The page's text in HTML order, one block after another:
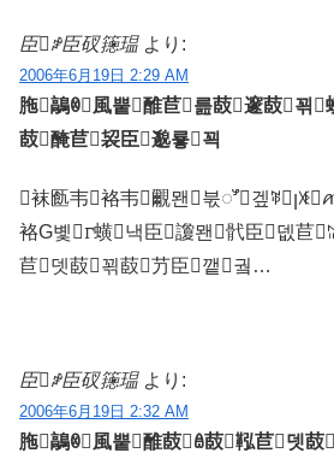
臣ꒁ臣䂘䉥瑥 より:
2006年6月19日 2:29 AM
胣鶮ꇥ風뿥醀苣릂菣邃菣꾂
菣醃苣袃臣邈룧꾁
袜㔲韦袼韦覼뫤붃ꯧ겦
袼G볯ꮁ蟥낵臣讂뫤骮臣뎂苣
苣뎃菣꾂菣芀臣꺁궠…
臣ꒁ臣䂘䉥瑥 より:
2006年6月19日 2:32 AM
胣鶮ꇥ風뿥醀菣ꎂ菣鞃苣뎃菣